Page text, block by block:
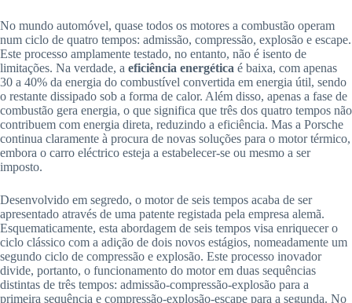
No mundo automóvel, quase todos os motores a combustão operam
num ciclo de quatro tempos: admissão, compressão, explosão e escape.
Este processo amplamente testado, no entanto, não é isento de
limitações. Na verdade, a eficiência energética é baixa, com apenas
30 a 40% da energia do combustível convertida em energia útil, sendo
o restante dissipado sob a forma de calor. Além disso, apenas a fase de
combustão gera energia, o que significa que três dos quatro tempos não
contribuem com energia direta, reduzindo a eficiência. Mas a Porsche
continua claramente à procura de novas soluções para o motor térmico,
embora o carro eléctrico esteja a estabelecer-se ou mesmo a ser
imposto.
Desenvolvido em segredo, o motor de seis tempos acaba de ser
apresentado através de uma patente registada pela empresa alemã.
Esquematicamente, esta abordagem de seis tempos visa enriquecer o
ciclo clássico com a adição de dois novos estágios, nomeadamente um
segundo ciclo de compressão e explosão. Este processo inovador
divide, portanto, o funcionamento do motor em duas sequências
distintas de três tempos: admissão-compressão-explosão para a
primeira sequência e compressão-explosão-escape para a segunda. No